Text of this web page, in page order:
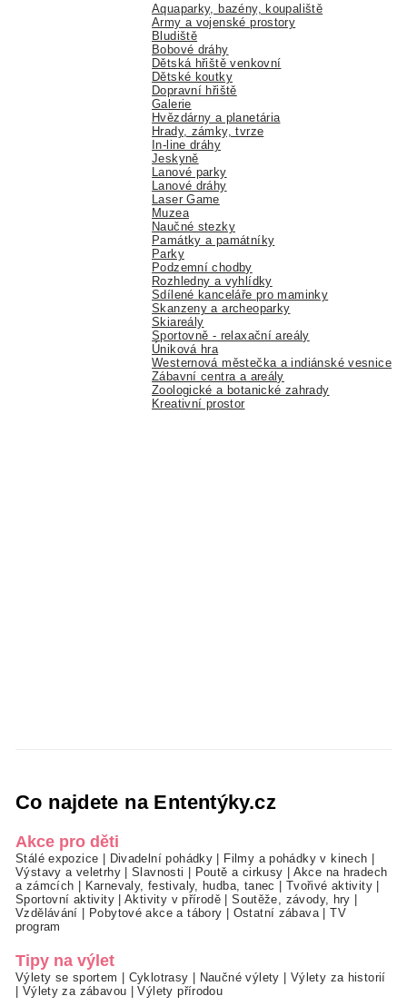
Aquaparky, bazény, koupaliště
Army a vojenské prostory
Bludiště
Bobové dráhy
Dětská hřiště venkovní
Dětské koutky
Dopravní hřiště
Galerie
Hvězdárny a planetária
Hrady, zámky, tvrze
In-line dráhy
Jeskyně
Lanové parky
Lanové dráhy
Laser Game
Muzea
Naučné stezky
Památky a památníky
Parky
Podzemní chodby
Rozhledny a vyhlídky
Sdílené kanceláře pro maminky
Skanzeny a archeoparky
Skiareály
Sportovně - relaxační areály
Úniková hra
Westernová městečka a indiánské vesnice
Zábavní centra a areály
Zoologické a botanické zahrady
Kreativní prostor
Co najdete na Ententýky.cz
Akce pro děti
Stálé expozice Divadelní pohádky Filmy a pohádky v kinech
Výstavy a veletrhy|Slavnosti Poutě a cirkusy
Akce na hradech
a zámcích
Karnevaly, festivaly, hudba, tanec Tvořivé aktivity
Sportovní aktivity|Aktivity v přírodě |Soutěže, závody, hry
Vzdělávání
Pobytové akce a tábory Ostatní zábava |TV
program
Tipy na výlet
Výlety se sportem Cyklotrasy Naučné výlety
Výlety za historií
Výlety za zábavou |Výlety přírodou